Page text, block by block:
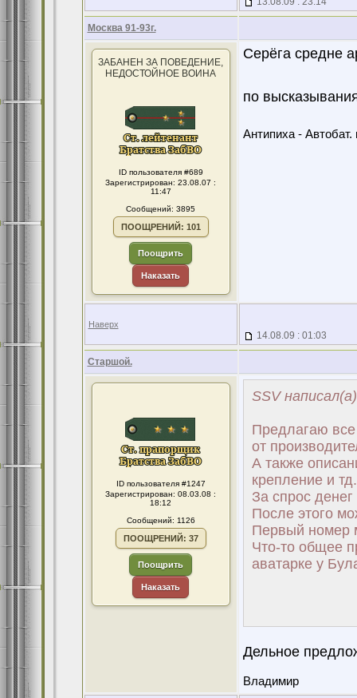
Москва 91-93г.
ЗАБАНЕН ЗА ПОВЕДЕНИЕ,
НЕДОСТОЙНОЕ ВОИНА
ID пользователя #689
Зарегистрирован: 23.08.07 :
11:47
Сообщений: 3895
ПООЩРЕНИЙ: 101
Поощрить
Наказать
Серёга средне
по
Антипиха - Автобат.
Наверх
14.08.09 : 01:03
Старшой.
ID пользователя #1247
Зарегистрирован: 08.03.08 :
18:12
Сообщений: 1126
ПООЩРЕНИЙ: 37
Поощрить
Наказать
SSV написал(а)
Предлагаю все
от
А также
крепление и тд.
За спрос денег
После этого
Первый номер
Что-то общее
аватарке у
Дельное
Владимир